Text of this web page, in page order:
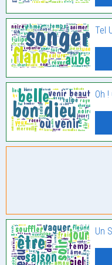
Tel
Oh
Un